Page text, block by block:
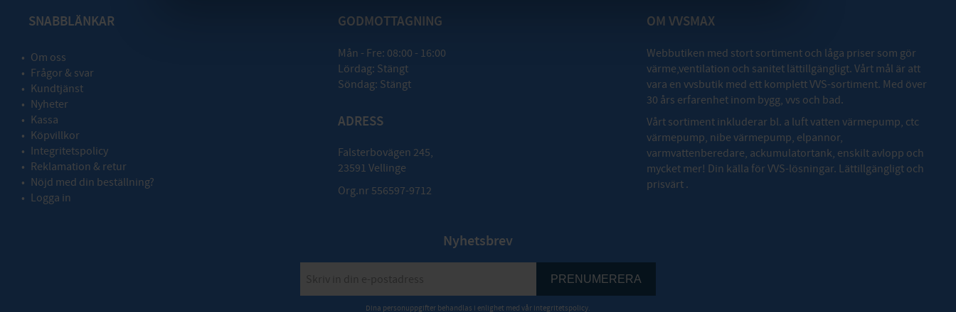
SNABBLÄNKAR
Om oss
Frågor & svar
Kundtjänst
Nyheter
Kassa
Köpvillkor
Integritetspolicy
Reklamation & retur
Nöjd med din beställning?
Logga in
GODMOTTAGNING
Mån - Fre: 08:00 - 16:00
Lördag: Stängt
Söndag: Stängt
ADRESS
Falsterbovägen 245,
23591 Vellinge
Org.nr 556597-9712
OM VVSMAX
Webbutiken med stort sortiment och låga priser som gör
värme,ventilation och sanitet lättillgängligt. Vårt mål är att
vara en vvsbutik med ett komplett VVS-sortiment. Med över
30 års erfarenhet inom bygg, vvs och bad.
Vårt sortiment inkluderar bl. a luft vatten värmepump, ctc
värmepump, nibe värmepump, elpannor,
varmvattenberedare, ackumulatortank, enskilt avlopp och
mycket mer! Din källa för VVS-lösningar. Lättillgängligt och
prisvärt .
Nyhetsbrev
PRENUMERERA
Dina personuppgifter behandlas i enlighet med vår integritetspolicy.